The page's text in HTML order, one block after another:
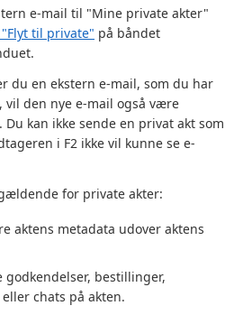
e-mail til "Mine private akter"
til private" på båndet
du en ekstern e-mail, som du har
vil den nye e-mail også være
kan ikke sende en privat akt som
i F2 ikke vil kunne se e-
for private akter:
aktens metadata udover aktens
godkendelser, bestillinger,
chats på akten.